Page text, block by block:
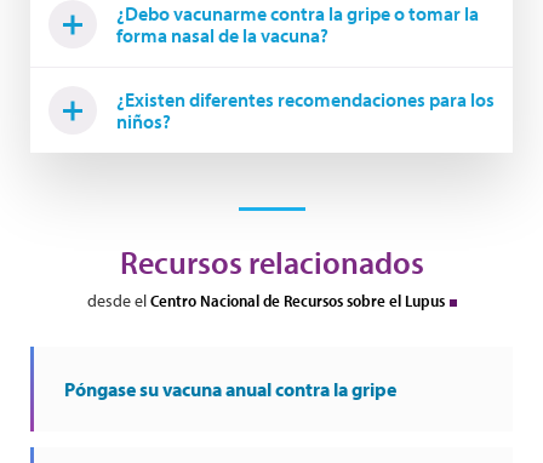
¿Debo vacunarme contra la gripe o tomar la
forma nasal de la vacuna?
¿Existen diferentes recomendaciones para los
niños?
Recursos relacionados
desde elCentro Nacional de Recursos sobre el Lupus
Póngase su vacuna anual contra la gripe